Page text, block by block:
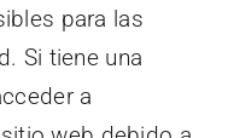
para las
Si tiene una
a